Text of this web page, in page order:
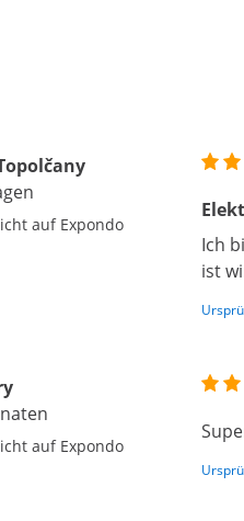
auf Expondo
Ich
ist
auf Expondo